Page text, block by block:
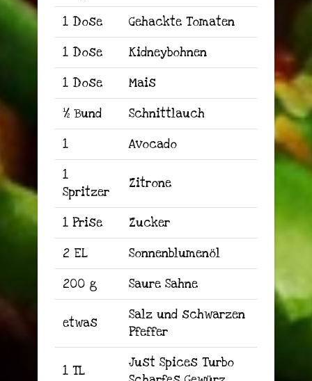
1 Dose
Gehackte Tomaten
1 Dose
Kidneybohnen
1 Dose
Mais
½ Bund
Schnittlauch
1
Avocado
1
Spritzer
Zitrone
1 Prise
Zucker
2 EL
Sonnenblumenöl
200 g
Saure Sahne
etwas
Salz und schwarzen
Pfeffer
1 TL
Just Spices Turbo